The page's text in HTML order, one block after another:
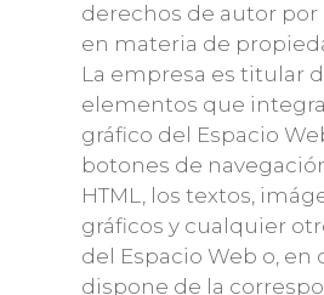
derechos de autor por
en materia de
La empresa es titular
elementos que
gráfico del Espacio
botones de
HTML, los textos,
gráficos y cualquier
del Espacio Web o, en
dispone de la